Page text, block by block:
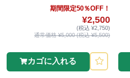
期間限定50％OFF！
¥2,500
(税込 ¥2,750)
通常価格 ¥5,000 (税込 ¥5,500)
カゴに入れる